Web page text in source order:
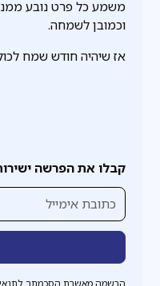
קבלו את הפרשה
הרשמה מאשרת הסכמתך
משמע כל פרט נובע
וכמובן לשמחה.
אז שיהיה חודש שמח